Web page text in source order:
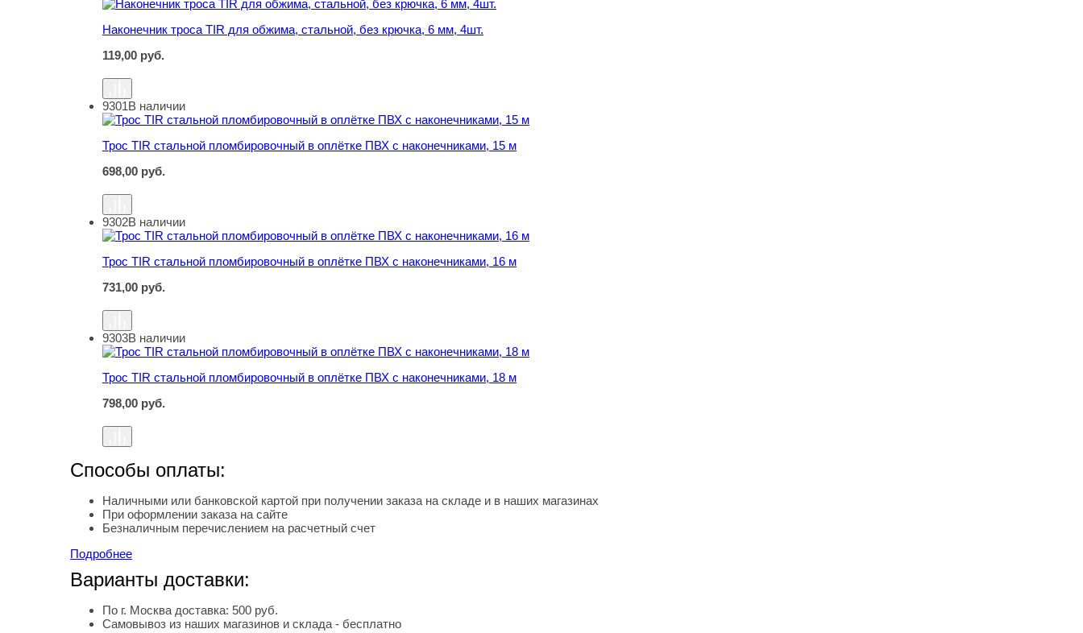
Наконечник троса TIR для обжима, стальной, без крючка, 6 мм, 4шт.
119,00 руб.
Трос TIR стальной пломбировочный в оплётке ПВХ с наконечниками, 15 м
9301В наличии
Трос TIR стальной пломбировочный в оплётке ПВХ с наконечниками, 15 м
698,00 руб.
Трос TIR стальной пломбировочный в оплётке ПВХ с наконечниками, 16 м
9302В наличии
Трос TIR стальной пломбировочный в оплётке ПВХ с наконечниками, 16 м
731,00 руб.
Трос TIR стальной пломбировочный в оплётке ПВХ с наконечниками, 18 м
9303В наличии
Трос TIR стальной пломбировочный в оплётке ПВХ с наконечниками, 18 м
798,00 руб.
Способы оплаты:
Наличными или банковской картой при получении заказа на складе и в наших магазинах
При оформлении заказа на сайте
Безналичным перечислением на расчетный счет
Подробнее
Варианты доставки:
По г. Москва доставка: 500 руб.
Самовывоз из наших магазинов и склада - бесплатно